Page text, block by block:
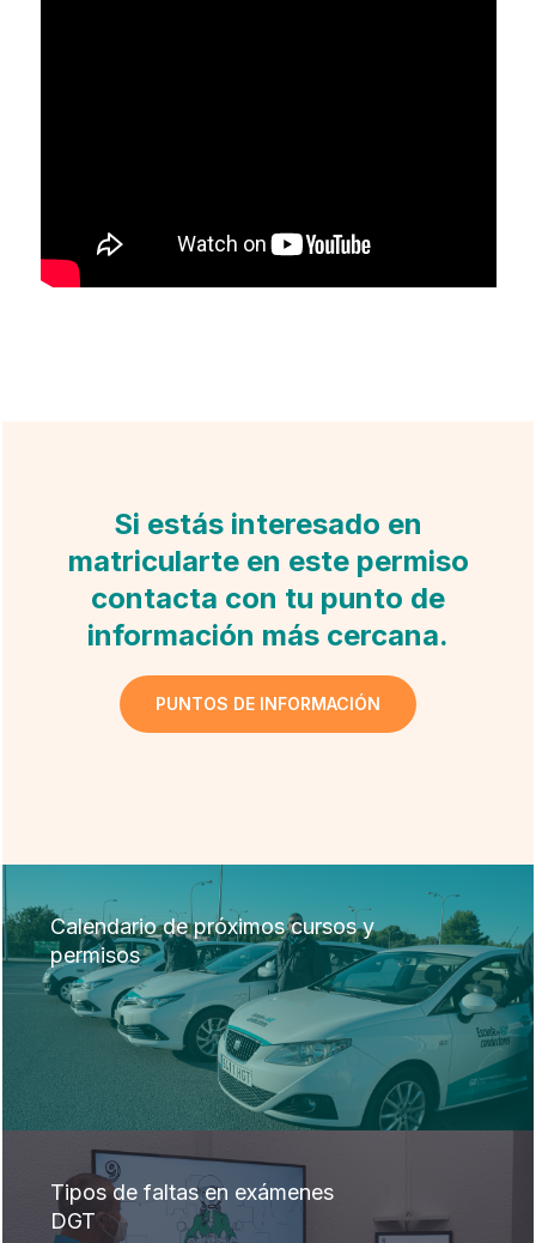
Si estás interesado en
matricularte en este permiso
contacta con tu punto de
información más cercana.
PUNTOS DE INFORMACIÓN
Calendario de próximos cursos y
permisos
Tipos de faltas en exámenes
DGT